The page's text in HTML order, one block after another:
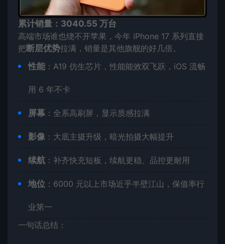
累计销量：3040.55 万台
高端市场谁也绕不开苹果，今年 iPhone 17 系列直接
把断层优势拉满，销量是其他旗舰的好几倍。
性能 ：A19 仿生芯片，性能能效双飞跃，iOS 流畅
用 6 年不卡
屏幕 ：全系高刷屏，显示质感拉满
影像 ：大底主摄升级，暗光拍摄大幅提升
续航 ：补齐快充短板，续航更稳、品控更耐用
地位 ：6000 元以上市场近乎半壁江山，保值率行
业第一
一句话总结：